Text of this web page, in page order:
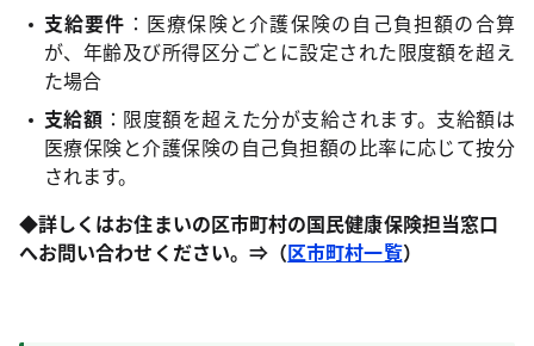
支給要件 ：医療保険と介護保険の自己負担額の合算
が、年齢及び所得区分ごとに設定された限度額を超え
た場合
支給額 ：限度額を超えた分が支給されます。支給額は
医療保険と介護保険の自己負担額の比率に応じて按分
されます。
◆詳しくはお住まいの区市町村の国民健康保険担当窓口
へお問い合わせください。⇒（区市町村一覧）